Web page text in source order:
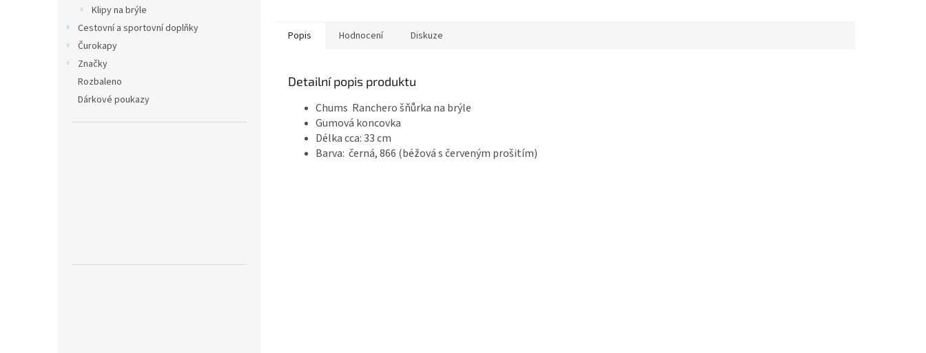
Klipy na brýle
Cestovní a sportovní doplňky
Čurokapy
Značky
Rozbaleno
Dárkové poukazy
Popis Hodnocení Diskuze
Detailní popis produktu
Chums Ranchero šňůrka na brýle
Gumová koncovka
Délka cca: 33 cm
Barva: černá, 866 (béžová s červeným prošitím)